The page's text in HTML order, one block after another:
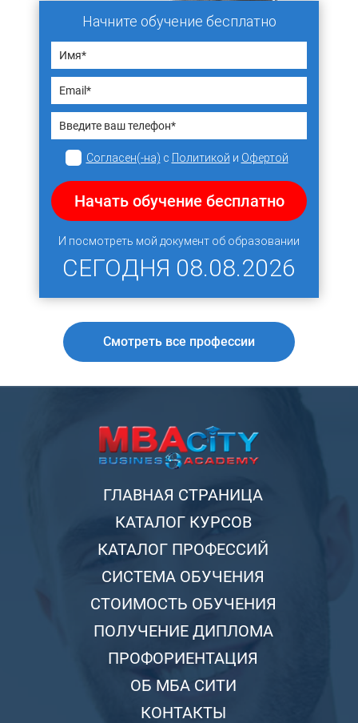
Начните обучение бесплатно
Согласен(-на) с Политикой и Офертой
Начать обучение бесплатно
И посмотреть мой документ об образовании
СЕГОДНЯ 08.08.2026
Смотреть все профессии
ГЛАВНАЯ СТРАНИЦА
КАТАЛОГ КУРСОВ
КАТАЛОГ ПРОФЕССИЙ
СИСТЕМА ОБУЧЕНИЯ
СТОИМОСТЬ ОБУЧЕНИЯ
ПОЛУЧЕНИЕ ДИПЛОМА
ПРОФОРИЕНТАЦИЯ
ОБ МБА СИТИ
КОНТАКТЫ